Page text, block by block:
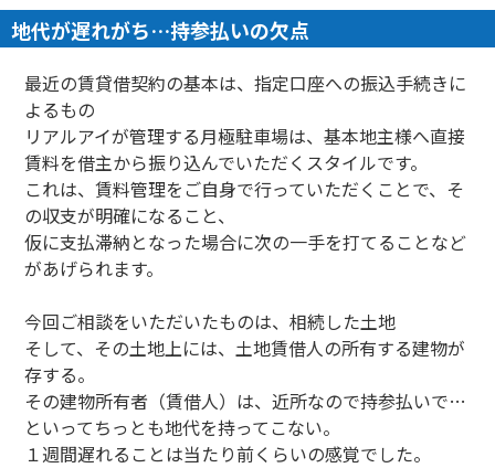
地代が遅れがち…持参払いの欠点
最近の賃貸借契約の基本は、指定口座への振込手続きに
よるもの
リアルアイが管理する月極駐車場は、基本地主様へ直接
賃料を借主から振り込んでいただくスタイルです。
これは、賃料管理をご自身で行っていただくことで、そ
の収支が明確になること、
仮に支払滞納となった場合に次の一手を打てることなど
があげられます。
今回ご相談をいただいたものは、相続した土地
そして、その土地上には、土地賃借人の所有する建物が
存する。
その建物所有者（賃借人）は、近所なので持参払いで…
といってちっとも地代を持ってこない。
１週間遅れることは当たり前くらいの感覚でした。